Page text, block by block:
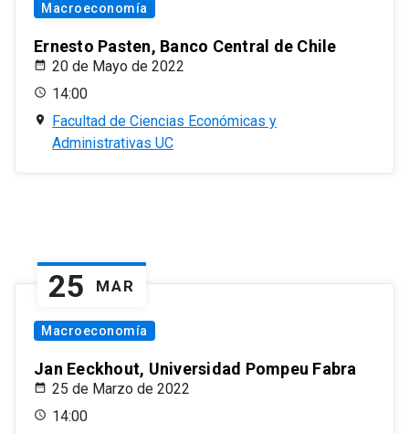
Macroeconomía
Ernesto Pasten, Banco Central de Chile
20 de Mayo de 2022
14:00
Facultad de Ciencias Económicas y
Administrativas UC
25 MAR
Macroeconomía
Jan Eeckhout, Universidad Pompeu Fabra
25 de Marzo de 2022
14:00